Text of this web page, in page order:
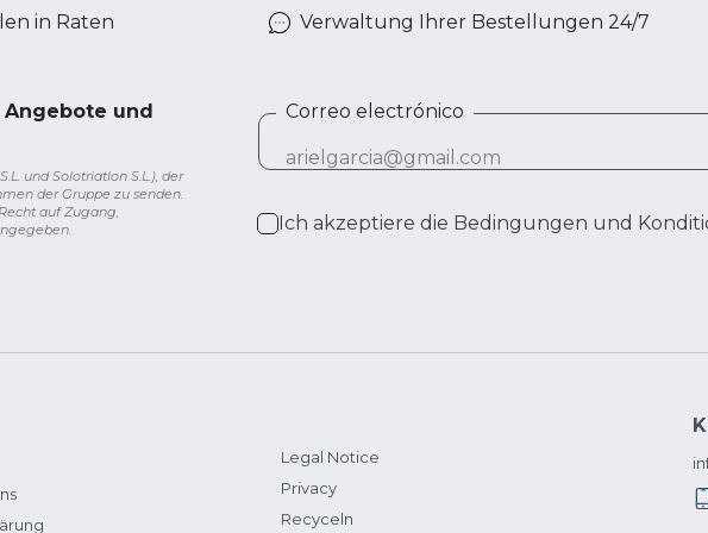
in Raten Verwaltung Ihrer Bestellungen 24/7
und
und Solotriatlon S.L.), der
der Gruppe zu senden.
auf Zugang,
Correo electrónico
Ich akzeptiere die Bedingungen und
Legal Notice
Privacy
Recyceln